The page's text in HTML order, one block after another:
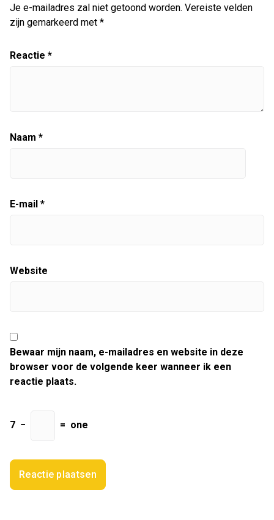
Je e-mailadres zal niet getoond worden. Vereiste velden
zijn gemarkeerd met *
Reactie *
Naam *
E-mail *
Website
Bewaar mijn naam, e-mailadres en website in deze
browser voor de volgende keer wanneer ik een
reactie plaats.
7 − = one